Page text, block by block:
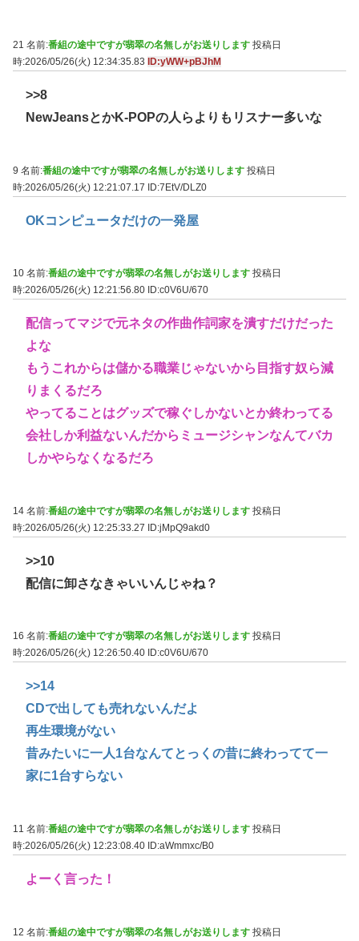
21 名前:番組の途中ですが翡翠の名無しがお送りします 投稿日
時:2026/05/26(火) 12:34:35.83
ID:yWW+pBJhM
>>8
NewJeansとかK-POPの人らよりもリスナー多いな
9 名前:番組の途中ですが翡翠の名無しがお送りします 投稿日
時:2026/05/26(火) 12:21:07.17 ID:7EtV/DLZ0
OKコンピュータだけの一発屋
10 名前:番組の途中ですが翡翠の名無しがお送りします 投稿日
時:2026/05/26(火) 12:21:56.80 ID:c0V6U/670
配信ってマジで元ネタの作曲作詞家を潰すだけだった
よな
もうこれからは儲かる職業じゃないから目指す奴ら減
りまくるだろ
やってることはグッズで稼ぐしかないとか終わってる
会社しか利益ないんだからミュージシャンなんてバカ
しかやらなくなるだろ
14 名前:番組の途中ですが翡翠の名無しがお送りします 投稿日
時:2026/05/26(火) 12:25:33.27 ID:jMpQ9akd0
>>10
配信に卸さなきゃいいんじゃね？
16 名前:番組の途中ですが翡翠の名無しがお送りします 投稿日
時:2026/05/26(火) 12:26:50.40 ID:c0V6U/670
>>14
CDで出しても売れないんだよ
再生環境がない
昔みたいに一人1台なんてとっくの昔に終わってて一
家に1台すらない
11 名前:番組の途中ですが翡翠の名無しがお送りします 投稿日
時:2026/05/26(火) 12:23:08.40 ID:aWmmxc/B0
よーく言った！
12 名前:番組の途中ですが翡翠の名無しがお送りします 投稿日